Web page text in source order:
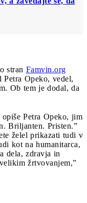
stran Famvin.org
Opeko, vedel,
Ob tem je dodal, da
Petra Opeko, jim
Briljanten. Pristen.”
želel prikazati tudi v
kot na humanitarca,
dela, zdravja in
žrtvovanjem,”